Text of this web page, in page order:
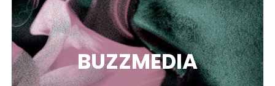
BUZZMEDIA